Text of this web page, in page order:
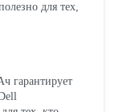
для тех,
гарантирует